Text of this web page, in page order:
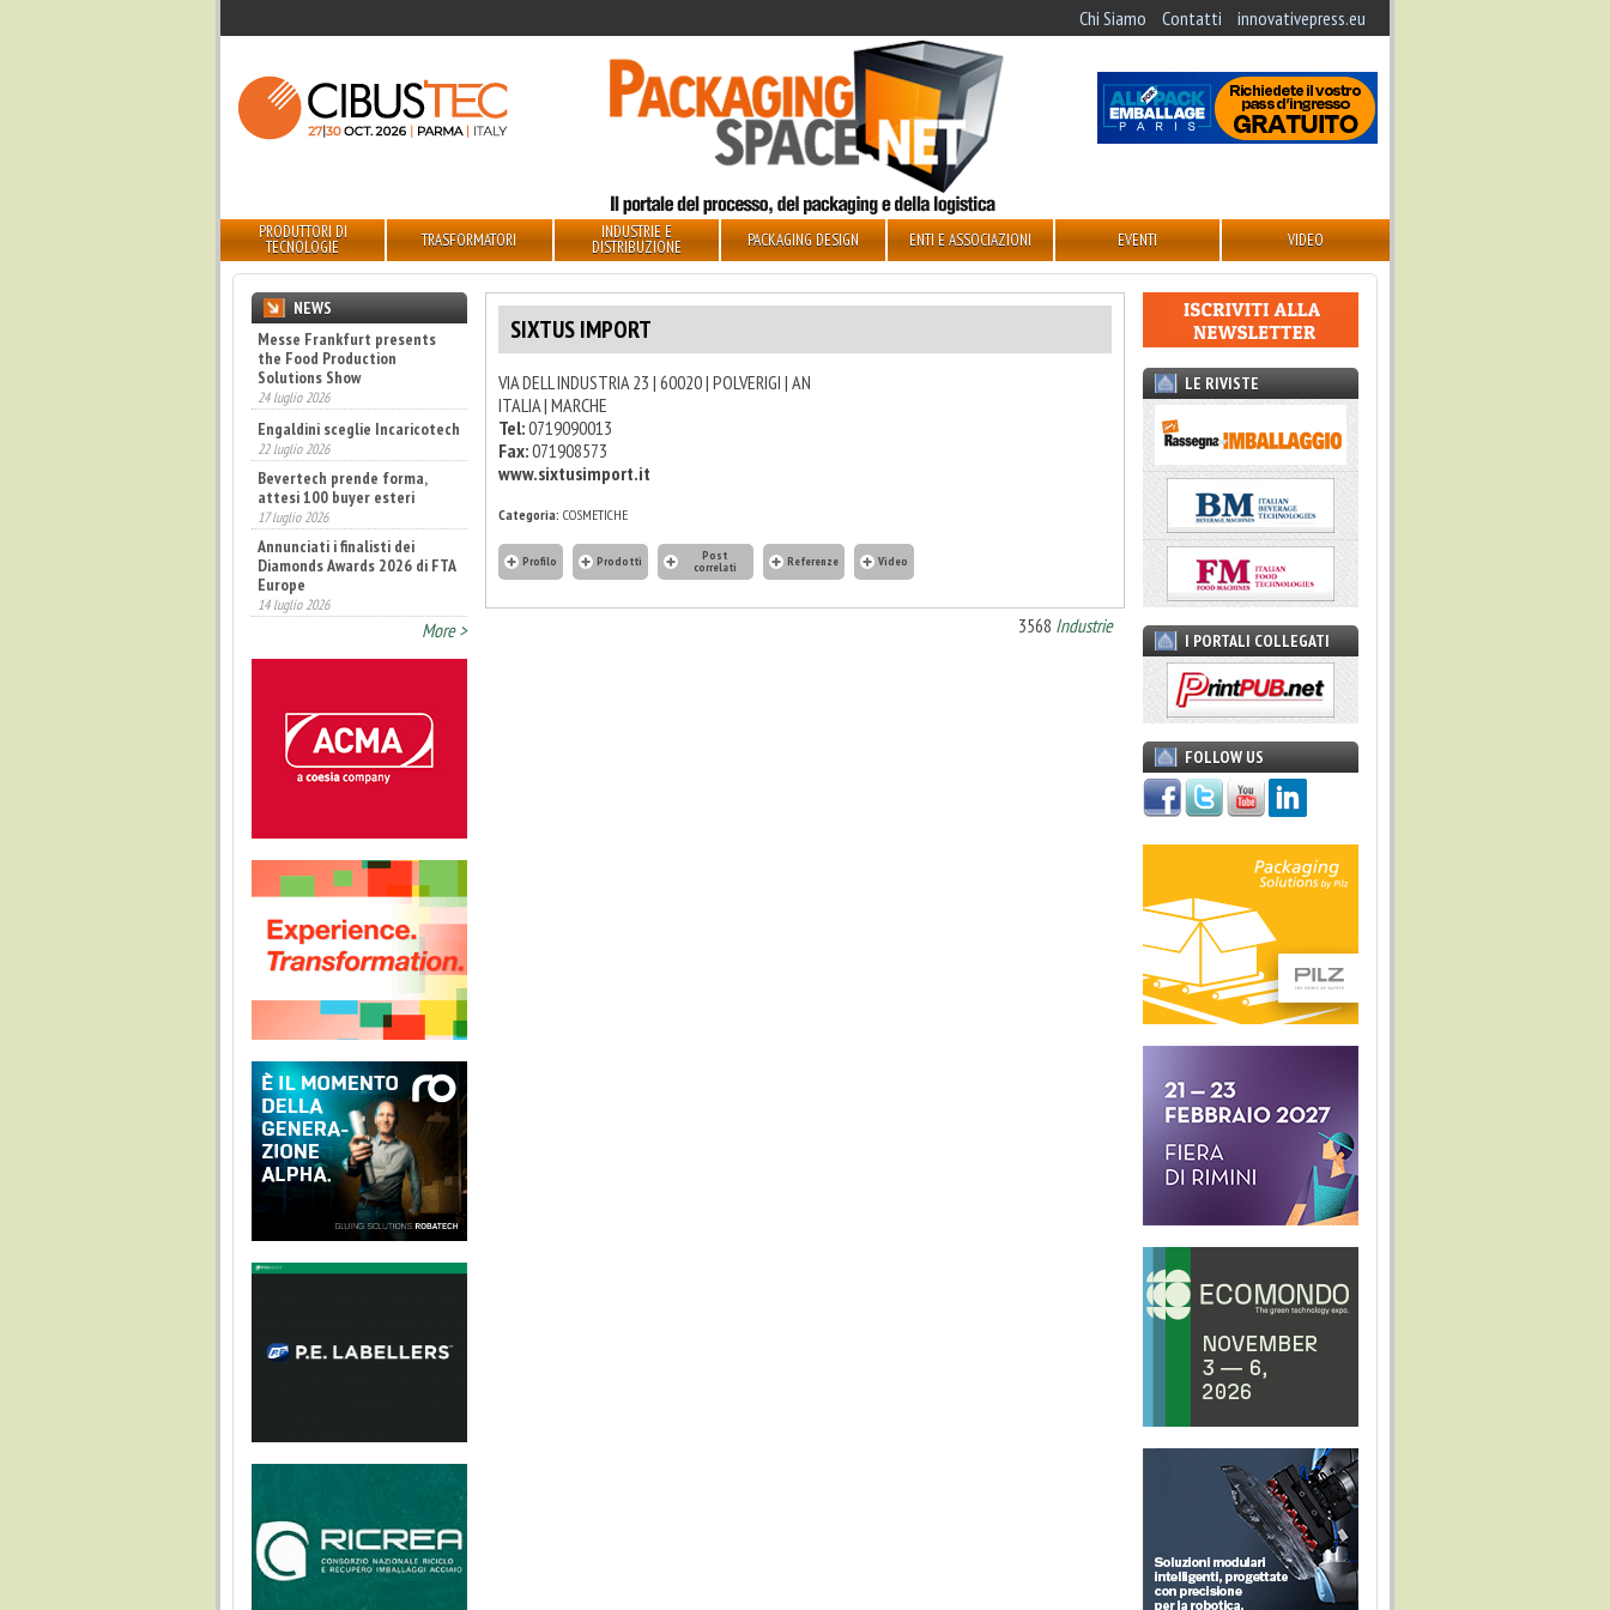
Chi Siamo Contatti innovativepress.eu
PRODUTTORI DI
TECNOLOGIE TRASFORMATORI INDUSTRIE E
DISTRIBUZIONE PACKAGING DESIGN ENTI E ASSOCIAZIONI EVENTI VIDEO
SIXTUS IMPORT
VIA DELL INDUSTRIA 23 | 60020 | POLVERIGI | AN
ITALIA | MARCHE
Tel:0719090013
Fax:071908573
www.sixtusimport.it
Categoria: COSMETICHE
Profilo Prodotti Post
correlati Referenze Video
3568 Industrie
NEWS
Messe Frankfurt presents
the Food Production
Solutions Show
24 luglio 2026
Engaldini sceglie Incaricotech
22 luglio 2026
Bevertech prende forma,
attesi 100 buyer esteri
17 luglio 2026
Annunciati i finalisti dei
Diamonds Awards 2026 di FTA
Europe
14 luglio 2026
More >
LE RIVISTE
I PORTALI COLLEGATI
FOLLOW US